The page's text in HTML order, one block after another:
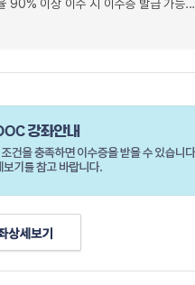
90% 이상 이수 시 이수증 발급 가능...